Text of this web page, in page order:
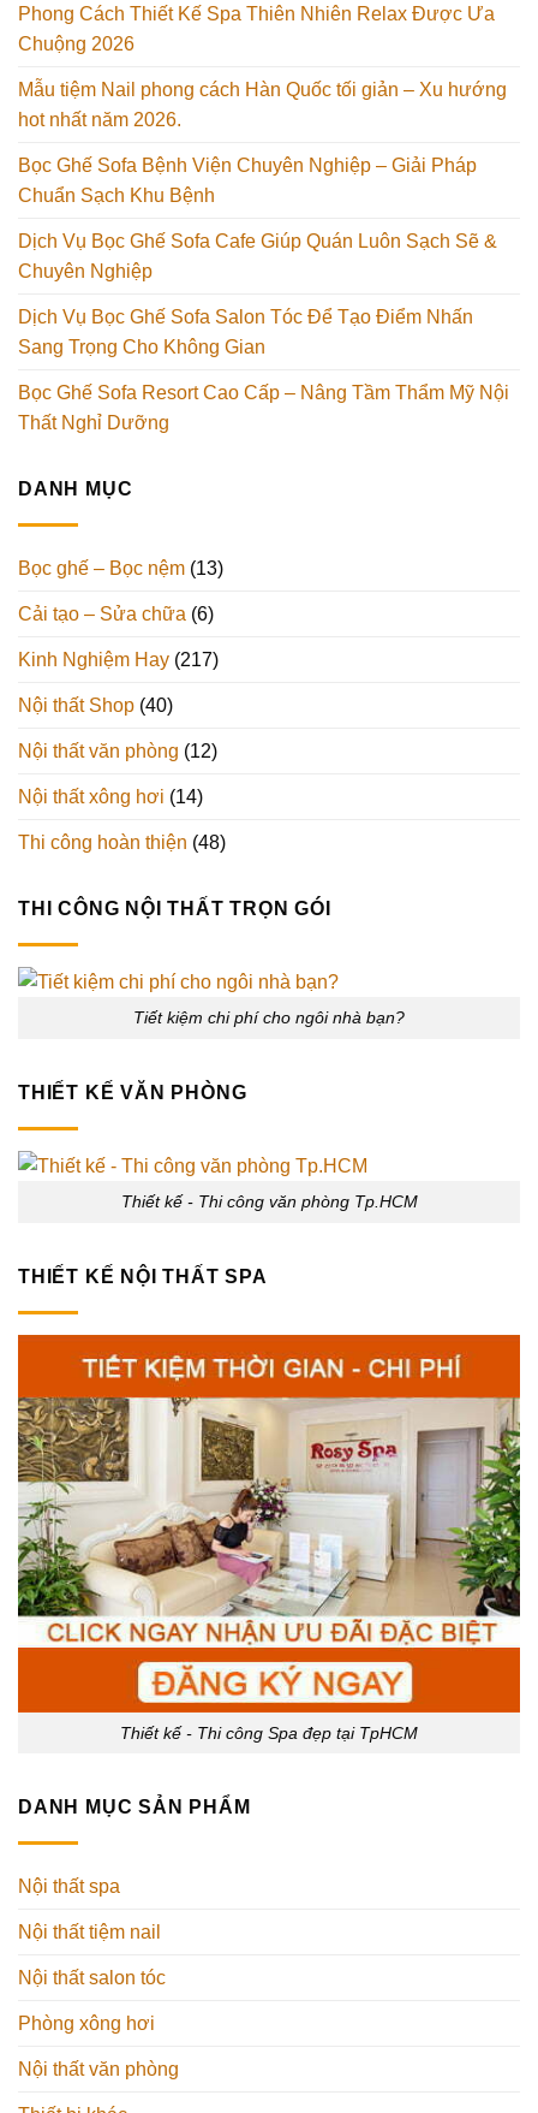
Phong Cách Thiết Kế Spa Thiên Nhiên Relax Được Ưa
Chuộng 2026
Mẫu tiệm Nail phong cách Hàn Quốc tối giản – Xu hướng
hot nhất năm 2026.
Bọc Ghế Sofa Bệnh Viện Chuyên Nghiệp – Giải Pháp
Chuẩn Sạch Khu Bệnh
Dịch Vụ Bọc Ghế Sofa Cafe Giúp Quán Luôn Sạch Sẽ &
Chuyên Nghiệp
Dịch Vụ Bọc Ghế Sofa Salon Tóc Để Tạo Điểm Nhấn
Sang Trọng Cho Không Gian
Bọc Ghế Sofa Resort Cao Cấp – Nâng Tầm Thẩm Mỹ Nội
Thất Nghỉ Dưỡng
DANH MỤC
Bọc ghế – Bọc nệm (13)
Cải tạo – Sửa chữa (6)
Kinh Nghiệm Hay (217)
Nội thất Shop (40)
Nội thất văn phòng (12)
Nội thất xông hơi (14)
Thi công hoàn thiện (48)
THI CÔNG NỘI THẤT TRỌN GÓI
Tiết kiệm chi phí cho ngôi nhà bạn?
THIẾT KẾ VĂN PHÒNG
Thiết kế - Thi công văn phòng Tp.HCM
THIẾT KẾ NỘI THẤT SPA
Thiết kế - Thi công Spa đẹp tại TpHCM
DANH MỤC SẢN PHẨM
Nội thất spa
Nội thất tiệm nail
Nội thất salon tóc
Phòng xông hơi
Nội thất văn phòng